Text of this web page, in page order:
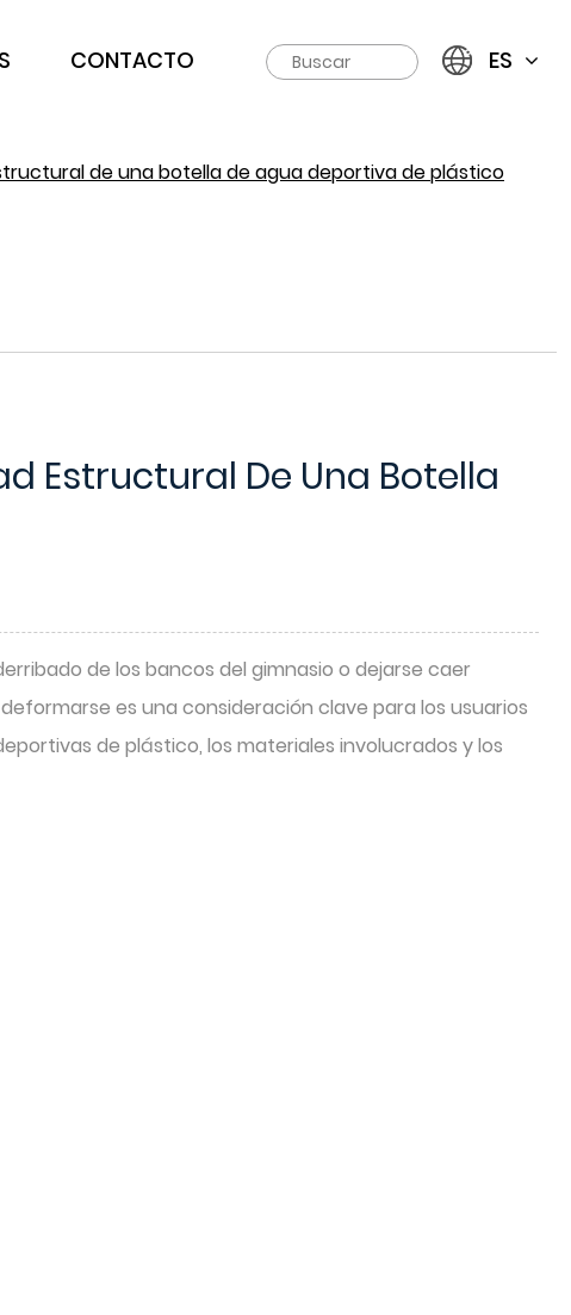
CONTACTO ES
de una botella de agua deportiva de plástico
Estructural De Una Botella
de los bancos del gimnasio o dejarse caer
es una consideración clave para los usuarios
de plástico, los materiales involucrados y los